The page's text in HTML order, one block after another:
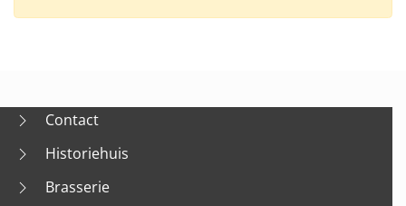
Contact
Historiehuis
Brasserie